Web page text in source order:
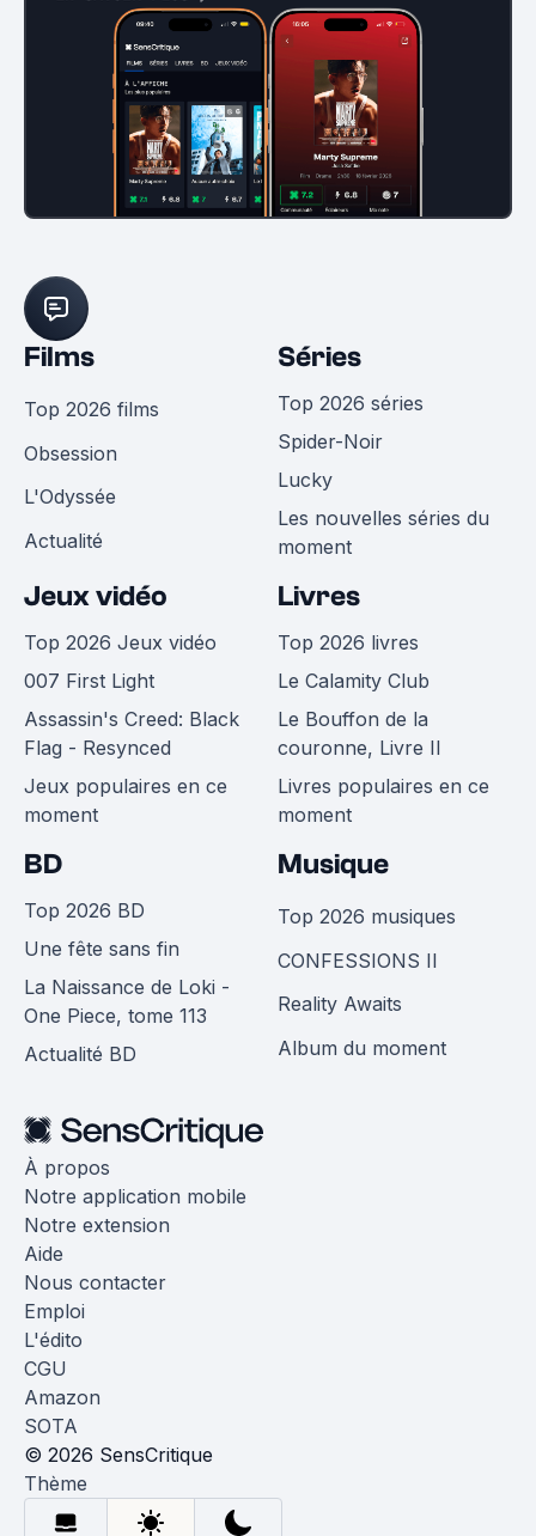
Films
Top 2026 films
Obsession
L'Odyssée
Actualité
Séries
Top 2026 séries
Spider-Noir
Lucky
Les nouvelles séries du
moment
Jeux vidéo
Top 2026 Jeux vidéo
007 First Light
Assassin's Creed: Black
Flag - Resynced
Jeux populaires en ce
moment
Livres
Top 2026 livres
Le Calamity Club
Le Bouffon de la
couronne, Livre II
Livres populaires en ce
moment
BD
Top 2026 BD
Une fête sans fin
La Naissance de Loki -
One Piece, tome 113
Actualité BD
Musique
Top 2026 musiques
CONFESSIONS II
Reality Awaits
Album du moment
À propos
Notre application mobile
Notre extension
Aide
Nous contacter
Emploi
L'édito
CGU
Amazon
SOTA
© 2026 SensCritique
Thème